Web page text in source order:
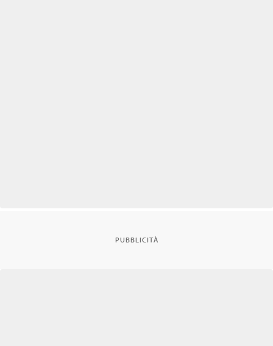
PUBBLICITÀ